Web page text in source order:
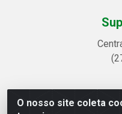
O nosso site coleta
Linhavix Distribuidora